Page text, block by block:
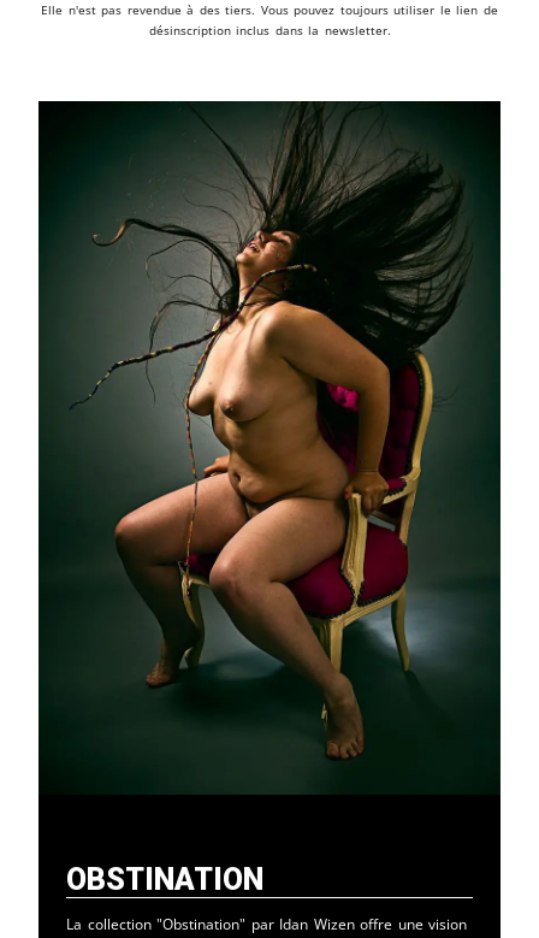
Elle n'est pas revendue à des tiers. Vous pouvez toujours utiliser le lien de
désinscription inclus dans la newsletter.
Obstination
La collection "Obstination" par Idan Wizen offre une vision